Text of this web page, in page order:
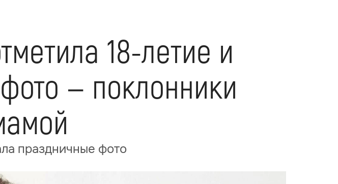
18-летие и
— поклонники
праздничные фото